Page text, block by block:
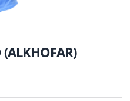
(ALKHOFAR)